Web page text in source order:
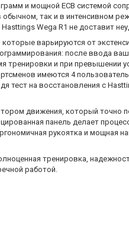
и мощной ECB системой
так и в интенсивном
Wega R1 не доставит
варьируются от
после ввода
и при превышении
имеются 4
тест на восстановления с
движения, который точно
панель делает
рукоятка и мощная
тренировка,
работой.